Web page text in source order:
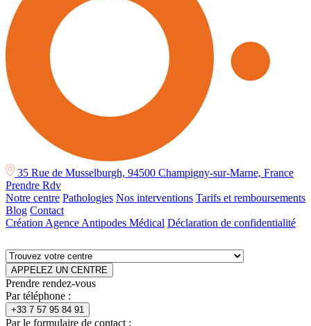
35 Rue de Musselburgh, 94500 Champigny-sur-Marne, France
Prendre Rdv
Notre centre Pathologies Nos interventions Tarifs et remboursements
Blog Contact
Création Agence Antipodes Médical Déclaration de confidentialité
APPELEZ UN CENTRE
Prendre rendez-vous
Par téléphone :
+33 7 57 95 84 91
Par le formulaire de contact :